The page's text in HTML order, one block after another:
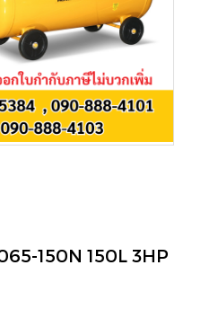
150N 150L 3HP